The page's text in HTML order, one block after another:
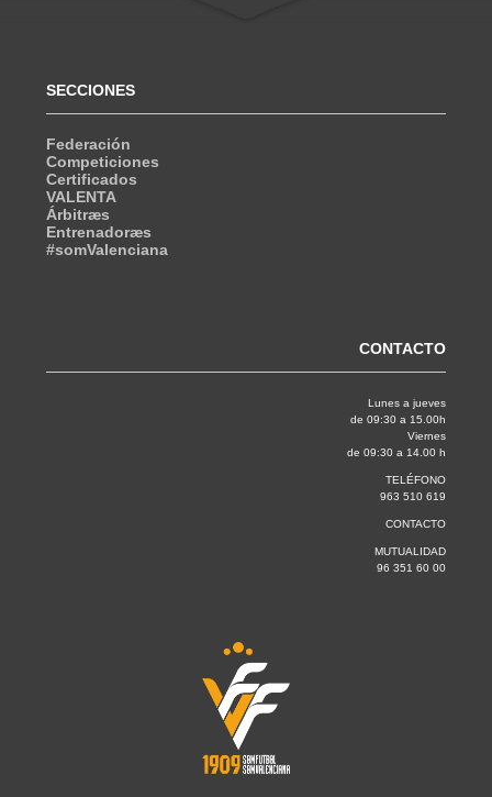
SECCIONES
Federación
Competiciones
Certificados
VALENTA
Árbitræs
Entrenadoræs
#somValenciana
CONTACTO
Lunes a jueves
de 09:30 a 15.00h
Viernes
de 09:30 a 14.00 h
TELÉFONO
963 510 619
CONTACTO
MUTUALIDAD
96 351 60 00